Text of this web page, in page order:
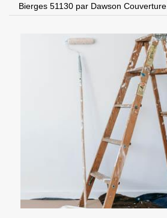
Bierges 51130 par Dawson Couverture.